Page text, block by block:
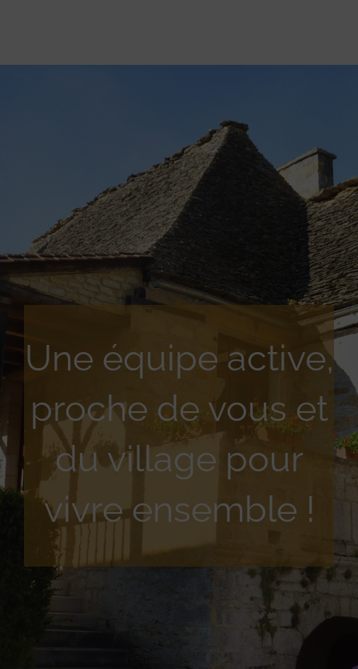
Une équipe active,
proche de vous et
du village pour
vivre ensemble !